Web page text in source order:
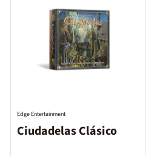
Ciudadelas Clásico
Edge Entertainment